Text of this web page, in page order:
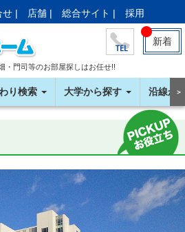
せ | 店舗 | 総合サイト | 採用
新着
・門司等のお部屋探しはお任せ!!
り検索 大学から探す 沿線か＞